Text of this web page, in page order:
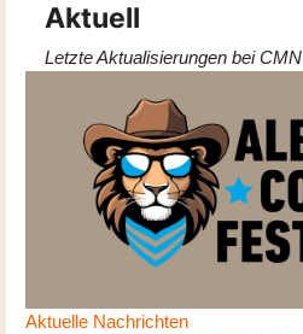
Aktuell
Letzte Aktualisierungen bei CMN
Aktuelle Nachrichten